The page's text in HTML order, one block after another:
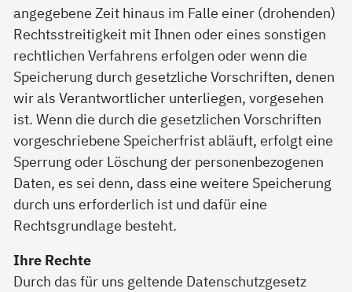
angegebene Zeit hinaus im Falle einer (drohenden)
Rechtsstreitigkeit mit Ihnen oder eines sonstigen
rechtlichen Verfahrens erfolgen oder wenn die
Speicherung durch gesetzliche Vorschriften, denen
wir als Verantwortlicher unterliegen, vorgesehen
ist. Wenn die durch die gesetzlichen Vorschriften
vorgeschriebene Speicherfrist abläuft, erfolgt eine
Sperrung oder Löschung der personenbezogenen
Daten, es sei denn, dass eine weitere Speicherung
durch uns erforderlich ist und dafür eine
Rechtsgrundlage besteht.
Ihre Rechte
Durch das für uns geltende Datenschutzgesetz